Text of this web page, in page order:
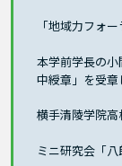
「地域力フォ
本学前学長の
中綬章」を受章
横手清陵学院
ミニ研究会「